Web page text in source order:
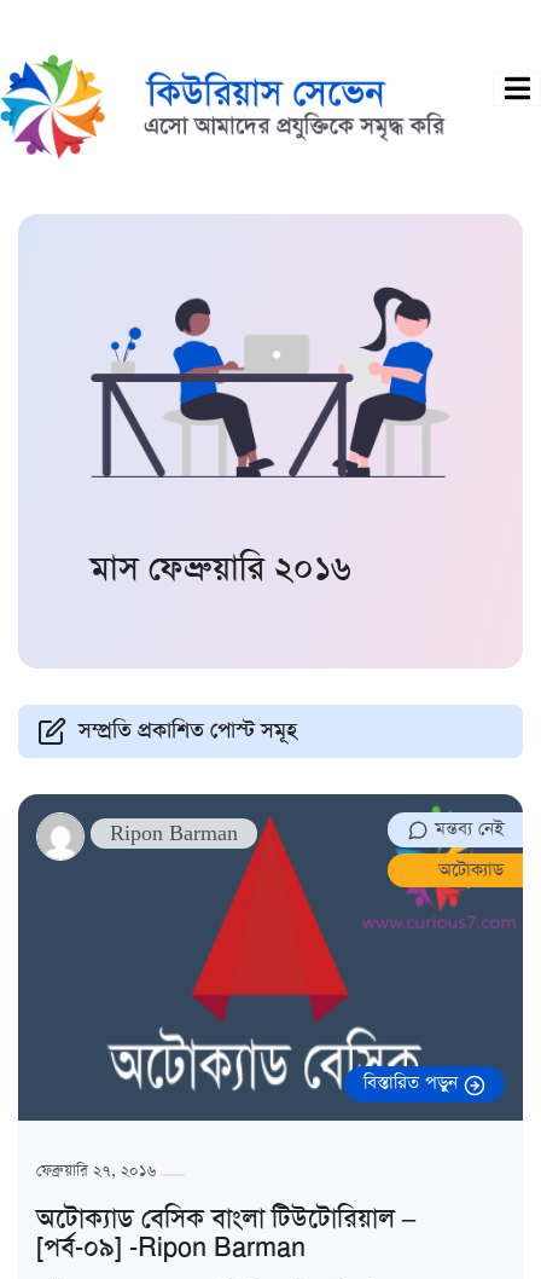
মাস ফেব্রুয়ারি ২০১৬
সম্প্রতি প্রকাশিত পোস্ট সমূহ
Ripon Barman
মন্তব্য নেই
অটোক্যাড
বিস্তারিত পড়ুন
ফেব্রুয়ারি ২৭, ২০১৬
অটোক্যাড বেসিক বাংলা টিউটোরিয়াল –
[পর্ব-০৯] -Ripon Barman